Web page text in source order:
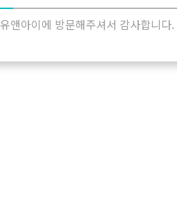
유앤아이에 방문해주셔서 감사합니다.